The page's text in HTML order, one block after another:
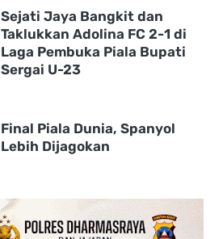
Sejati Jaya Bangkit dan
Taklukkan Adolina FC 2-1 di
Laga Pembuka Piala Bupati
Sergai U-23
Final Piala Dunia, Spanyol
Lebih Dijagokan